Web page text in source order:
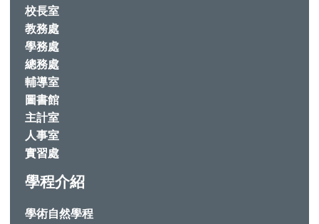
校長室
教務處
學務處
總務處
輔導室
圖書館
主計室
人事室
實習處
學程介紹
學術自然學程